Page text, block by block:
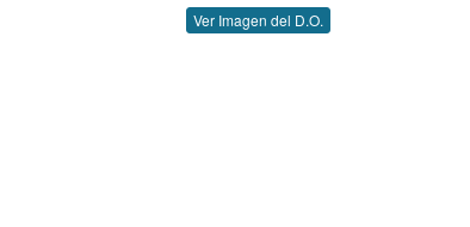
Ver Imagen del D.O.